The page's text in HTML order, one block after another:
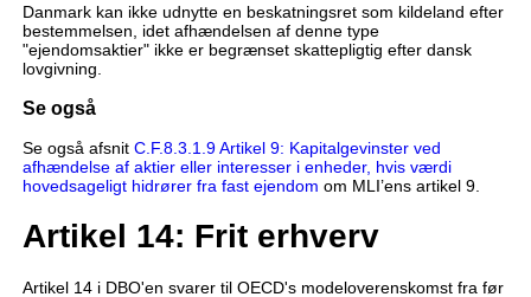
Danmark kan ikke udnytte en beskatningsret som kildeland efter
bestemmelsen, idet afhændelsen af denne type
"ejendomsaktier" ikke er begrænset skattepligtig efter dansk
lovgivning.
Se også
Se også afsnit C.F.8.3.1.9 Artikel 9: Kapitalgevinster ved
afhændelse af aktier eller interesser i enheder, hvis værdi
hovedsageligt hidrører fra fast ejendom om MLI’ens artikel 9.
Artikel 14: Frit erhverv
Artikel 14 i DBO'en svarer til OECD's modeloverenskomst fra før